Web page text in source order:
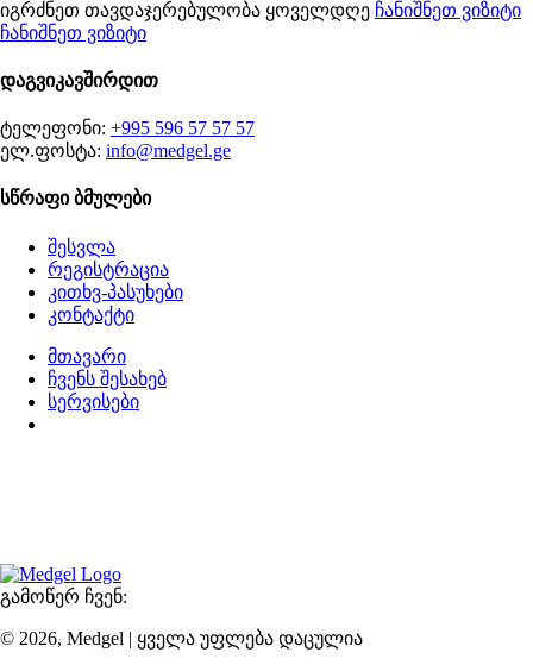
იგრძნეთ თავდაჯერებულობა ყოველდღე ჩანიშნეთ ვიზიტი
ჩანიშნეთ ვიზიტი
დაგვიკავშირდით
ტელეფონი: +995 596 57 57 57
ელ.ფოსტა: info@medgel.ge
სწრაფი ბმულები
შესვლა
რეგისტრაცია
კითხვ-პასუხები
კონტაქტი
მთავარი
ჩვენს შესახებ
სერვისები
გამოწერ ჩვენ:
© 2026, Medgel | ყველა უფლება დაცულია